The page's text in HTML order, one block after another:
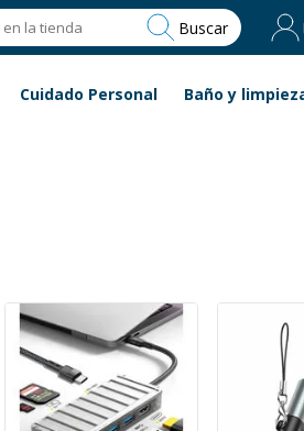
Buscar
Cuidado Personal Baño y